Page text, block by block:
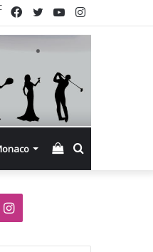
Instagram
YouTube
Twitter
Facebook
Смотреть
Instagram